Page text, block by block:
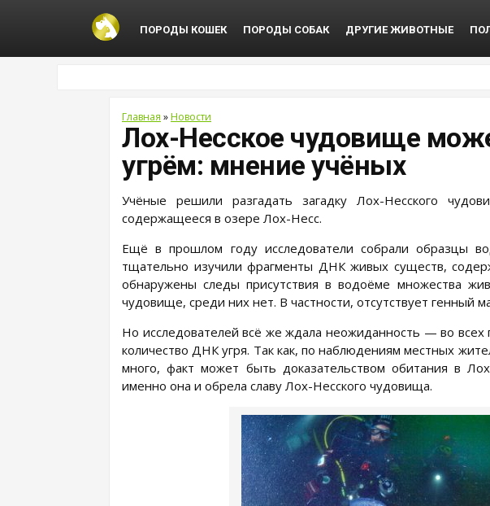
ПОРОДЫ КОШЕК ПОРОДЫ СОБАК ДРУГИЕ ЖИВОТНЫЕ
Главная »Новости
Лох-Несское чудовище
угрём: мнение учёных
Учёные решили разгадать загадку Лох-Несского
содержащееся в озере Лох-Несс.
Ещё в прошлом году исследователи собрали образцы
тщательно изучили фрагменты ДНК живых существ,
обнаружены следы присутствия в водоёме множества
чудовище, среди них нет. В частности, отсутствует генный
Но исследователей всё же ждала неожиданность — во
количество ДНК угря. Так как, по наблюдениям местных
много, факт может быть доказательством обитания в
именно она и обрела славу Лох-Несского чудовища.